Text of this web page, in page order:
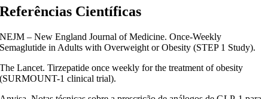
Referências Científicas
NEJM – New England Journal of Medicine. Once-Weekly
Semaglutide in Adults with Overweight or Obesity (STEP 1 Study).
The Lancet. Tirzepatide once weekly for the treatment of obesity
(SURMOUNT-1 clinical trial).